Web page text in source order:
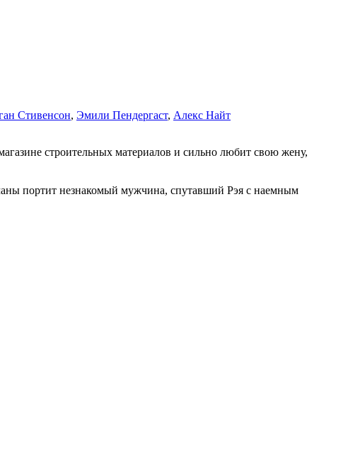
Стивенсон, Эмили Пендергаст, Алекс Найт
строительных материалов и сильно любит свою жену,
портит незнакомый мужчина, спутавший Рэя с наемным